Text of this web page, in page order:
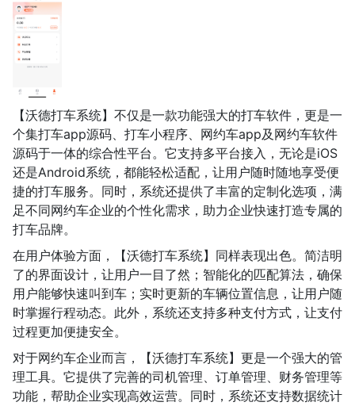
【沃德打车系统】不仅是一款功能强大的打车软件，更是一
个集打车app源码、打车小程序、网约车app及网约车软件
源码于一体的综合性平台。它支持多平台接入，无论是iOS
还是Android系统，都能轻松适配，让用户随时随地享受便
捷的打车服务。同时，系统还提供了丰富的定制化选项，满
足不同网约车企业的个性化需求，助力企业快速打造专属的
打车品牌。
在用户体验方面，【沃德打车系统】同样表现出色。简洁明
了的界面设计，让用户一目了然；智能化的匹配算法，确保
用户能够快速叫到车；实时更新的车辆位置信息，让用户随
时掌握行程动态。此外，系统还支持多种支付方式，让支付
过程更加便捷安全。
对于网约车企业而言，【沃德打车系统】更是一个强大的管
理工具。它提供了完善的司机管理、订单管理、财务管理等
功能，帮助企业实现高效运营。同时，系统还支持数据统计